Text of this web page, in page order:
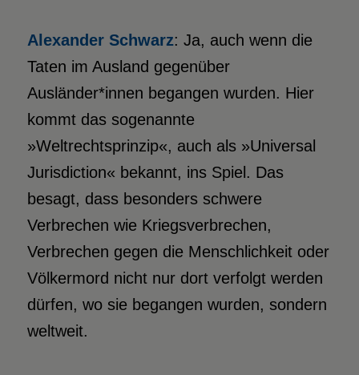
Alexander Schwarz: Ja, auch wenn die
Taten im Ausland gegenüber
Ausländer*innen begangen wurden. Hier
kommt das sogenannte
»Weltrechtsprinzip«, auch als »Universal
Jurisdiction« bekannt, ins Spiel. Das
besagt, dass besonders schwere
Verbrechen wie Kriegsverbrechen,
Verbrechen gegen die Menschlichkeit oder
Völkermord nicht nur dort verfolgt werden
dürfen, wo sie begangen wurden, sondern
weltweit.